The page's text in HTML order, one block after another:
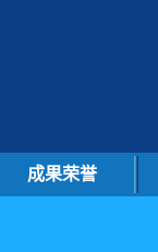
成果荣誉